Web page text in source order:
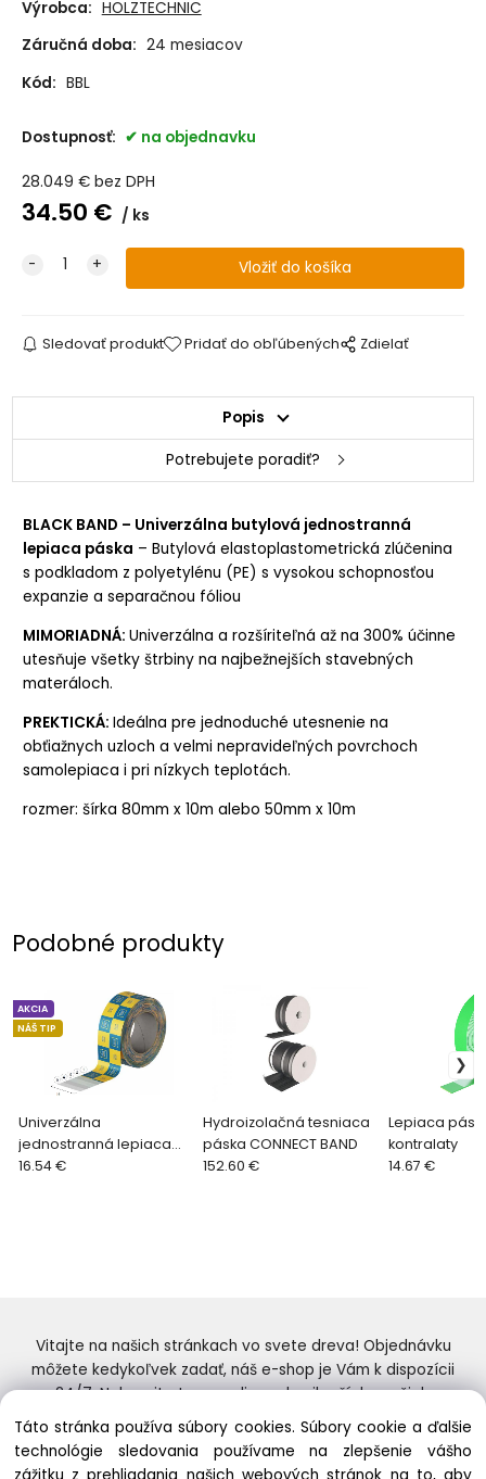
Výrobca: HOLZTECHNIC
Záručná doba: 24 mesiacov
Kód: BBL
Dostupnosť: na objednavku
28.049 € bez DPH
34.50 € ks
Sledovať produkt Pridať do obľúbených Zdielať
Popis
Potrebujete poradiť?
BLACK BAND – Univerzálna butylová jednostranná
lepiaca páska – Butylová elastoplastometrická zlúčenina
s podkladom z polyetylénu (PE) s vysokou schopnosťou
expanzie a separačnou fóliou
MIMORIADNÁ:Univerzálna a rozšíriteľná až na 300% účinne
utesňuje všetky štrbiny na najbežnejších stavebných
materáloch.
PREKTICKÁ:Ideálna pre jednoduché utesnenie na
obťiažnych uzloch a velmi nepravideľných povrchoch
samolepiaca i pri nízkych teplotách.
rozmer: šírka 80mm x 10m alebo 50mm x 10m
Podobné produkty
Univerzálna
jednostranná lepiaca
páska s vysokou
AKCIA
NÁŠ TIP
16.54 €
Hydroizolačná tesniaca
páska CONNECT BAND
152.60 €
Lepiaca
kontralaty
14.67 €
Vitajte na našich stránkach vo svete dreva! Objednávku
môžete kedykoľvek zadať, náš e-shop je Vám k dispozícii
24/7. Nakupujte tovar online od najlepších značiek.
Skvelý výber a ceny. Tiež si nenechajte ujsť naše
prebiehajúce ponuky! Prajeme Vám príjemné nakupovanie.
Táto stránka používa súbory cookies. Súbory cookie a ďalšie
technológie sledovania používame na zlepšenie vášho